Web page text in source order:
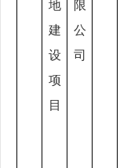
地
建
设
项
目
限
公
司